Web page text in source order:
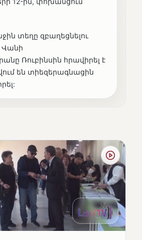
տեղը զբաղեցնելու
Վանի
Ռուբինսին հրավիրել է
են տիեզերագնացին